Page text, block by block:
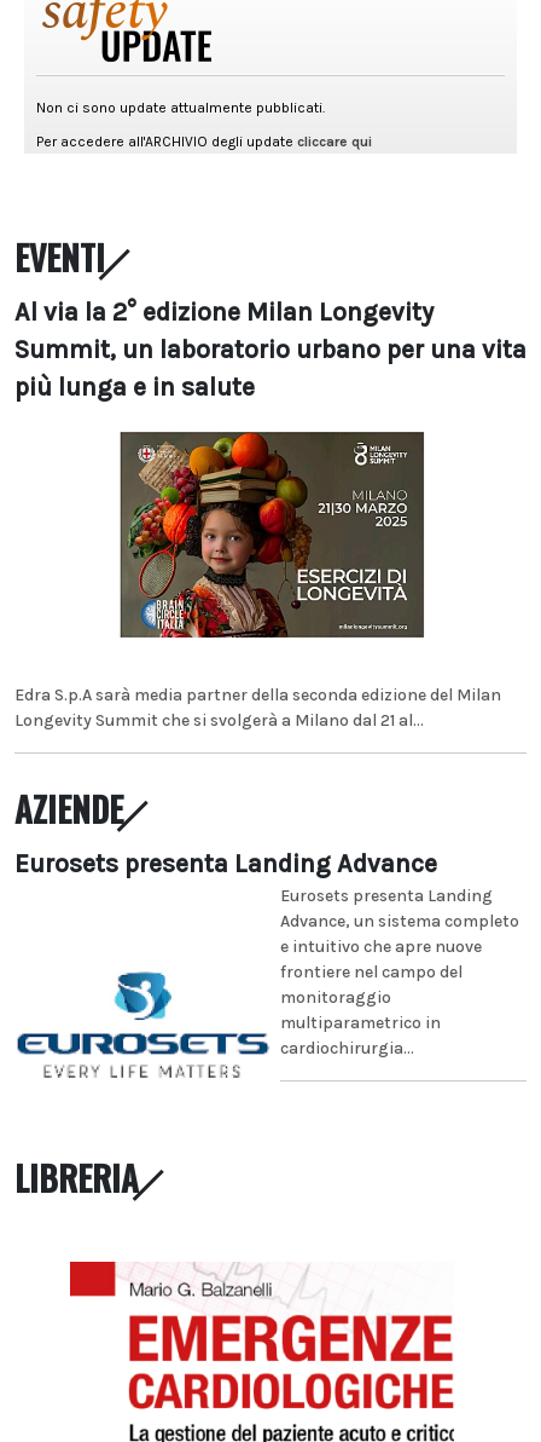
EVENTI
Al via la 2° edizione Milan Longevity
Summit, un laboratorio urbano per una vita
più lunga e in salute
Edra S.p.A sarà media partner della seconda edizione del Milan
Longevity Summit che si svolgerà a Milano dal 21 al...
AZIENDE
Eurosets presenta Landing Advance
Eurosets presenta Landing
Advance, un sistema completo
e intuitivo che apre nuove
frontiere nel campo del
monitoraggio
multiparametrico in
cardiochirurgia...
LIBRERIA